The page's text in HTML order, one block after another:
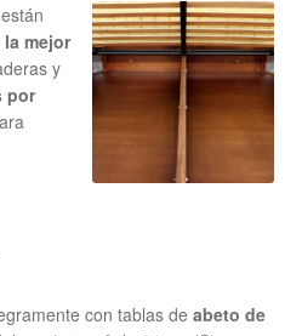
mejor
y
por
con tablas de abeto de